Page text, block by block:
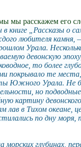
мы расскажем его
книге
Рассказы о
любителя
Урала.
девонскую
то более
покрывало те места,
Южного Урала. Не
но
картину
лав в Тихом океане,
по дну моря,
морских глубинах,